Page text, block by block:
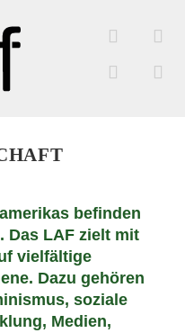
befinden
Das LAF zielt mit
vielfältige
Dazu gehören
soziale
Medien,